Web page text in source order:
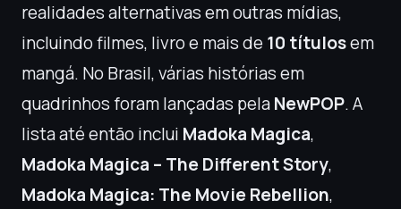
realidades alternativas em outras mídias,
incluindo filmes, livro e mais de 10 títulosem
mangá. No Brasil, várias histórias em
quadrinhos foram lançadas pelaNewPOP. A
lista até então inclui Madoka Magica,
Madoka Magica – The Different Story,
Madoka Magica: The Movie Rebellion,